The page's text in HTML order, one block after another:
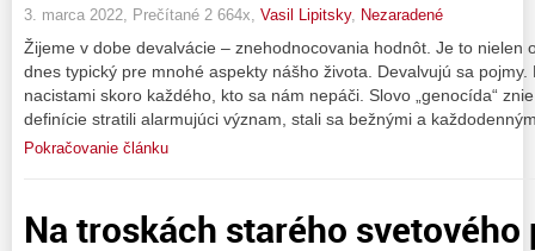
3. marca 2022, Prečítané 2 664x, Vasil Lipitsky, Nezaradené
Žijeme v dobe devalvácie – znehodnocovania hodnôt. Je to nielen
dnes typický pre mnohé aspekty nášho života. Devalvujú sa
nacistami skoro každého, kto sa nám nepáči. Slovo „genocída“
definície stratili alarmujúci význam, stali sa bežnými a
Pokračovanie článku
Na troskách starého